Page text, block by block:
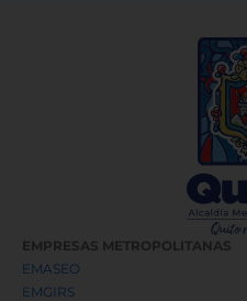
EMPRESAS METROPOLITANAS
EMASEO
EMGIRS